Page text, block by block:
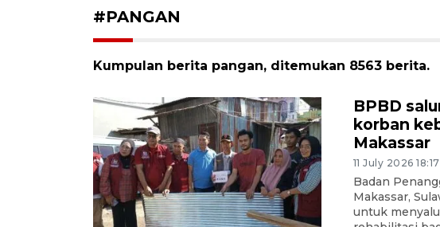
#PANGAN
Kumpulan berita pangan, ditemukan 8563 berita.
BPBD
korban
Makassar
11 July 2026
Badan
Makassar,
untuk